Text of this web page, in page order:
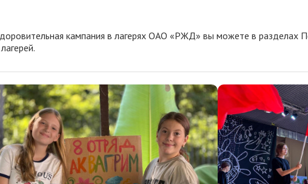
кампания в лагерях ОАО «РЖД» вы можете в разделах